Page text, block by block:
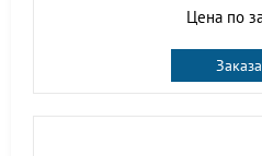
Цена по